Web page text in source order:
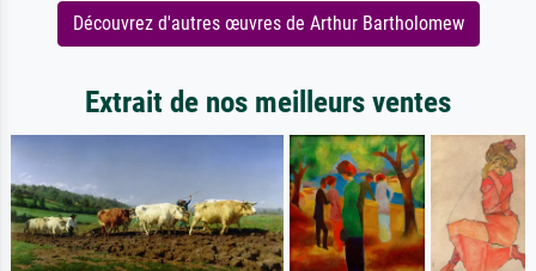
Découvrez d'autres œuvres de Arthur Bartholomew
Extrait de nos meilleurs ventes